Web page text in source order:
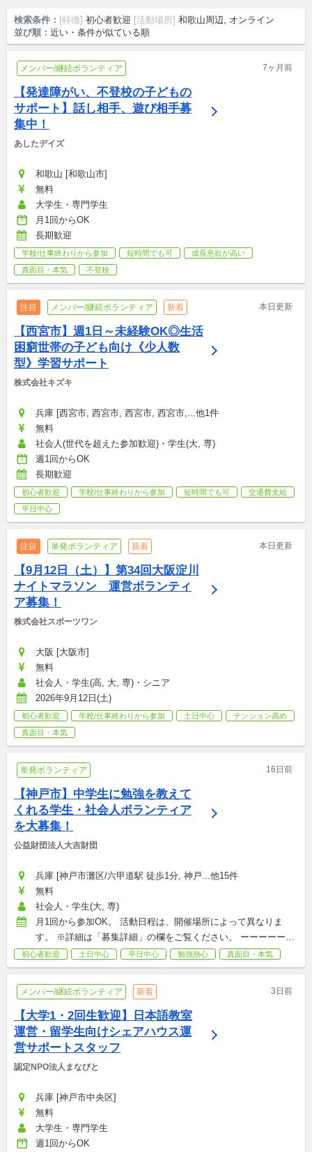
検索条件： [特徴] 初心者歓迎 [活動場所] 和歌山周辺, オンライン
並び順： 近い・条件が似ている順
メンバー/継続ボランティア 7ヶ月前
【発達障がい、不登校の子どもの
サポート】話し相手、遊び相手募
集中！
あしたデイズ
和歌山 [和歌山市]
無料
大学生・専門学生
月1回からOK
長期歓迎
学校/仕事終わりから参加 短時間でも可
成長意欲が高い
真面目・本気
不登校
注目 メンバー/継続ボランティア 新着 本日更新
【西宮市】週1日～未経験OK◎生活
困窮世帯の子ども向け《少人数
型》学習サポート
株式会社キズキ
兵庫 [西宮市, 西宮市, 西宮市, 西宮市,...他1件
無料
社会人(世代を超えた参加歓迎)・学生(大, 専)
週1回からOK
長期歓迎
初心者歓迎 学校/仕事終わりから参加 短時間でも可
交通費支給
平日中心
注目 単発ボランティア 新着 本日更新
【9月12日（土）】第34回大阪淀川
ナイトマラソン　運営ボランティ
ア募集！
株式会社スポーツワン
大阪 [大阪市]
無料
社会人・学生(高, 大, 専)・シニア
2026年9月12日(土)
初心者歓迎 学校/仕事終わりから参加 土日中心
テンション高め
真面目・本気
単発ボランティア 16日前
【神戸市】中学生に勉強を教えて
くれる学生・社会人ボランティア
を大募集！
公益財団法人大吉財団
兵庫 [神戸市灘区/六甲道駅 徒歩1分, 神戸...他15件
無料
社会人・学生(大, 専)
月1回から参加OK。 活動日程は、開催場所によって異なりま
す。 ※詳細は「募集詳細」の欄をご覧ください。 ーーーーーー
ーーーー ※祝日及び年末年始（12月29日～1月3日）は活動を休
止します。
初心者歓迎 土日中心 平日中心 勉強熱心 真面目・本気
メンバー/継続ボランティア 新着 3日前
【大学1・2回生歓迎】日本語教室
運営・留学生向けシェアハウス運
営サポートスタッフ
認定NPO法人まなびと
兵庫 [神戸市中央区]
無料
大学生・専門学生
週1回からOK